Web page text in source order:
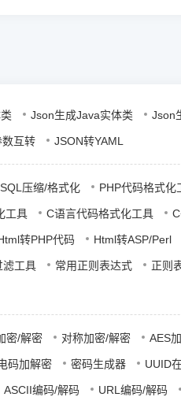
Json生成Java实体类 Json
互转 JSON转YAML
SQL压缩/格式化 PHP代码格式化
工具 C语言代码格式化工具
转PHP代码 Html转ASP/Perl
滤工具 常用正则表达式 正则
密/解密 对称加密/解密 AES
码加解密 密码生成器 UUID
ASCII编码/解码 URL编码/解码